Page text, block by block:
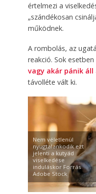
értelmezi a
„szándékosan
működnek.
A rombolás, az
reakció. Sok esetben
vagy akár pánik
távolléte vált ki.
Nem véletlenül
nyugtalankodik ezt
jelenti a kutyád
viselkedése
induláskor Forrás
Adobe Stock